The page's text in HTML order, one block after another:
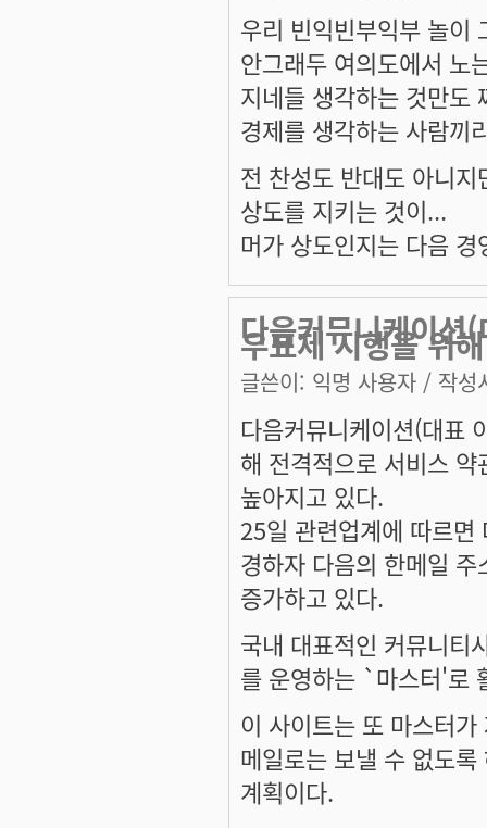
우리 빈익빈부익부 놀이
안그래두 여의도에서 노
지네들 생각하는 것만도
경제를 생각하는 사람끼
전 찬성도 반대도 아니지
상도를 지키는 것이...
머가 상도인지는 다음
다음커뮤니케이션
우표제 시행을 위해
글쓴이: 익명 사용자 / 작성
다음커뮤니케이션(대표
해 전격적으로 서비스
높아지고 있다.
25일 관련업계에 따르면
경하자 다음의 한메일
증가하고 있다.
국내 대표적인 커뮤니티
를 운영하는 `마스터'로
이 사이트는 또 마스터
메일로는 보낼 수 없도
계획이다.